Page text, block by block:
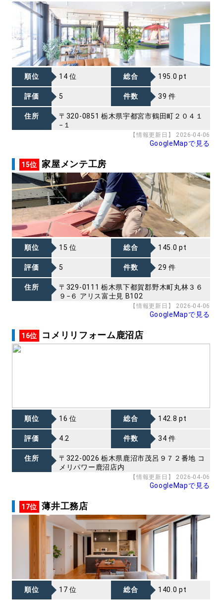
順位 14 位 総合 195.0 pt
評価 5 件数 39 件
住所
〒320-0851 栃木県宇都宮市鶴田町２０４１
−１
【情報更新日】 2026-04-06
GoogleMapで見る
15位 家屋メンテ工房
順位 15 位 総合 145.0 pt
評価 5 件数 29 件
住所
〒329-0111 栃木県下都賀郡野木町丸林３６
９−６ アリス富士見 B102
【情報更新日】 2026-04-06
GoogleMapで見る
16位 コメリリフォーム鹿沼店
順位 16 位 総合 142.8 pt
評価 4.2 件数 34 件
住所
〒322-0026 栃木県鹿沼市茂呂９７２番地 コ
メリパワー鹿沼店内
【情報更新日】 2026-04-06
GoogleMapで見る
17位 薄井工務店
順位 17 位 総合 140.0 pt